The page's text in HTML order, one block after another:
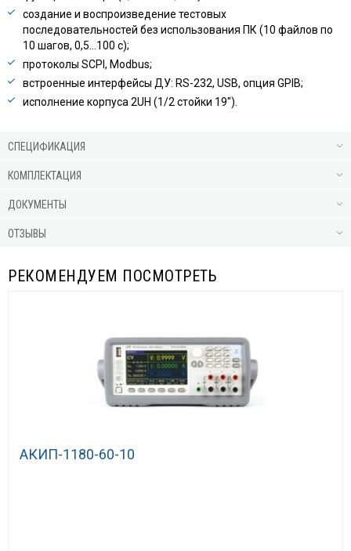
создание и воспроизведение тестовых
последовательностей без использования ПК (10 файлов по
10 шагов, 0,5…100 с);
протоколы SCPI, Modbus;
встроенные интерфейсы ДУ: RS-232, USB, опция GPIB;
исполнение корпуса 2UH (1/2 стойки 19″).
СПЕЦИФИКАЦИЯ
КОМПЛЕКТАЦИЯ
ДОКУМЕНТЫ
ОТЗЫВЫ
РЕКОМЕНДУЕМ ПОСМОТРЕТЬ
АКИП-1180-60-10